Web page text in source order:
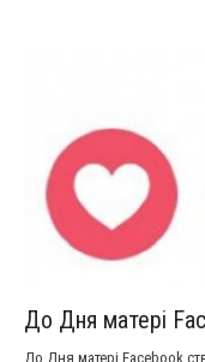
До Дня матері
До Дня матері Facebook